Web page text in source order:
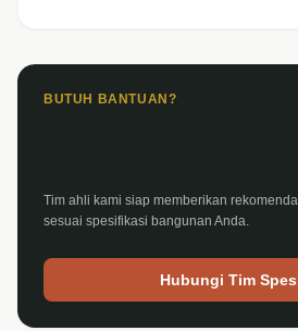
BUTUH BANTUAN?
Tim ahli kami siap memberikan
sesuai spesifikasi bangunan Anda.
Hubungi Tim